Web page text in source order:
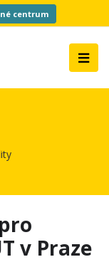
centrum
v Praze